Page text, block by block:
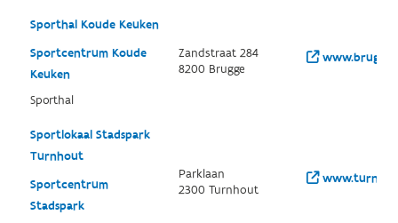
Sporthal Koude Keuken
Sportcentrum Koude
Keuken
Sporthal
Zandstraat 284
8200 Brugge
Sportlokaal Stadspark
Turnhout
Sportcentrum
Stadspark
Parklaan
2300 Turnhout